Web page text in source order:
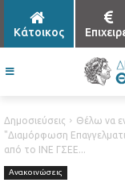
Κάτοικος
Δημοσιεύσεις Θέλω να
"Διαμόρφωση
από το ΙΝΕ ΓΣΕΕ...
Ανακοινώσεις